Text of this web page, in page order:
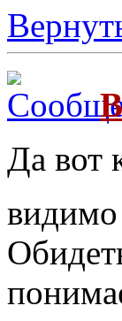
Да вот
видимо